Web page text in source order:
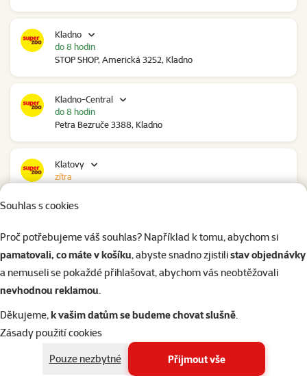
Souhlas s cookies
Proč potřebujeme váš souhlas? Například k tomu, abychom si
pamatovali, co máte v košíku, abyste snadno zjistilistav objednávky
a nemuseli se pokaždé přihlašovat, abychom vás neobtěžovali
nevhodnou reklamou.
Děkujeme,k vašim datům se budeme chovat slušně.
Zásady použití cookies
Pouze nezbytné
Přijmout vše
Kladno
STOP SHOP, Americká 3252, Kladno
do 8 hodin
Kladno-Central
Petra Bezruče 3388, Kladno
do 8 hodin
Klatovy
zítra
Polepská 979, Kolín
zítra
Kolín Ovčáry
Ovčáry 304, Ovčáry
Kozomín